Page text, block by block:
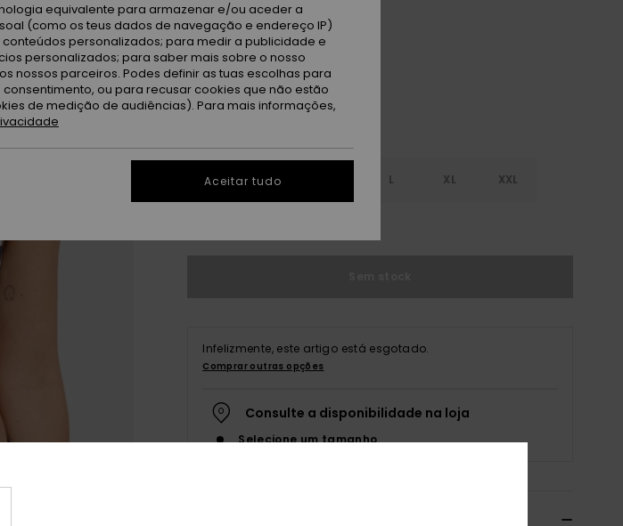
CorAnthracite Im Fleur Real
XS S L XL XXL
Infelizmente, este artigo está esgotado.
Comprar outras opções
Consulte a disponibilidade na loja
Selecione um tamanho
equivalente para armazenar e/ou aceder a
(como os teus dados de navegação e endereço IP)
personalizados; para medir a publicidade e
personalizados; para saber mais sobre o nosso
nossos parceiros. Podes definir as tuas escolhas para
ou para recusar cookies que não estão
de medição de audiências). Para mais informações,
Aceitar tudo